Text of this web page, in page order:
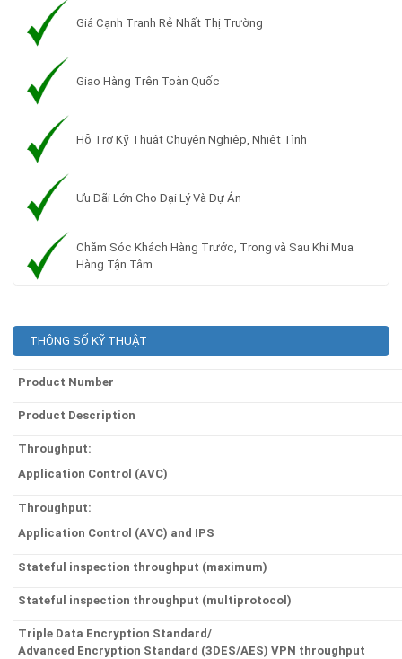
Giá Cạnh Tranh Rẻ Nhất Thị Trường
Giao Hàng Trên Toàn Quốc
Hỗ Trợ Kỹ Thuật Chuyên Nghiệp, Nhiệt Tình
Ưu Đãi Lớn Cho Đại Lý Và Dự Án
Chăm Sóc Khách Hàng Trước, Trong và Sau Khi Mua
Hàng Tận Tâm.
THÔNG SỐ KỸ THUẬT
Product Number
Product Description
Throughput:
Application Control (AVC)
Throughput:
Application Control (AVC) and IPS
Stateful inspection throughput (maximum)
Stateful inspection throughput (multiprotocol)
Triple Data Encryption Standard/
Advanced Encryption Standard (3DES/AES) VPN throughput